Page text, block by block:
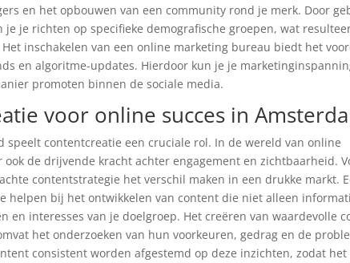
en het opbouwen van een community rond je merk. Door
je richten op specifieke demografische groepen, wat
inschakelen van een online marketing bureau biedt het
en algoritme-updates. Hierdoor kun je je
promoten binnen de sociale media.
voor online succes in
speelt contentcreatie een cruciale rol. In de wereld van online
de drijvende kracht achter engagement en zichtbaarheid.
contentstrategie het verschil maken in een drukke markt.
helpen bij het ontwikkelen van content die niet alleen
en interesses van je doelgroep. Het creëren van waardevolle
het onderzoeken van hun voorkeuren, gedrag en de
consistent worden afgestemd op deze inzichten, zodat